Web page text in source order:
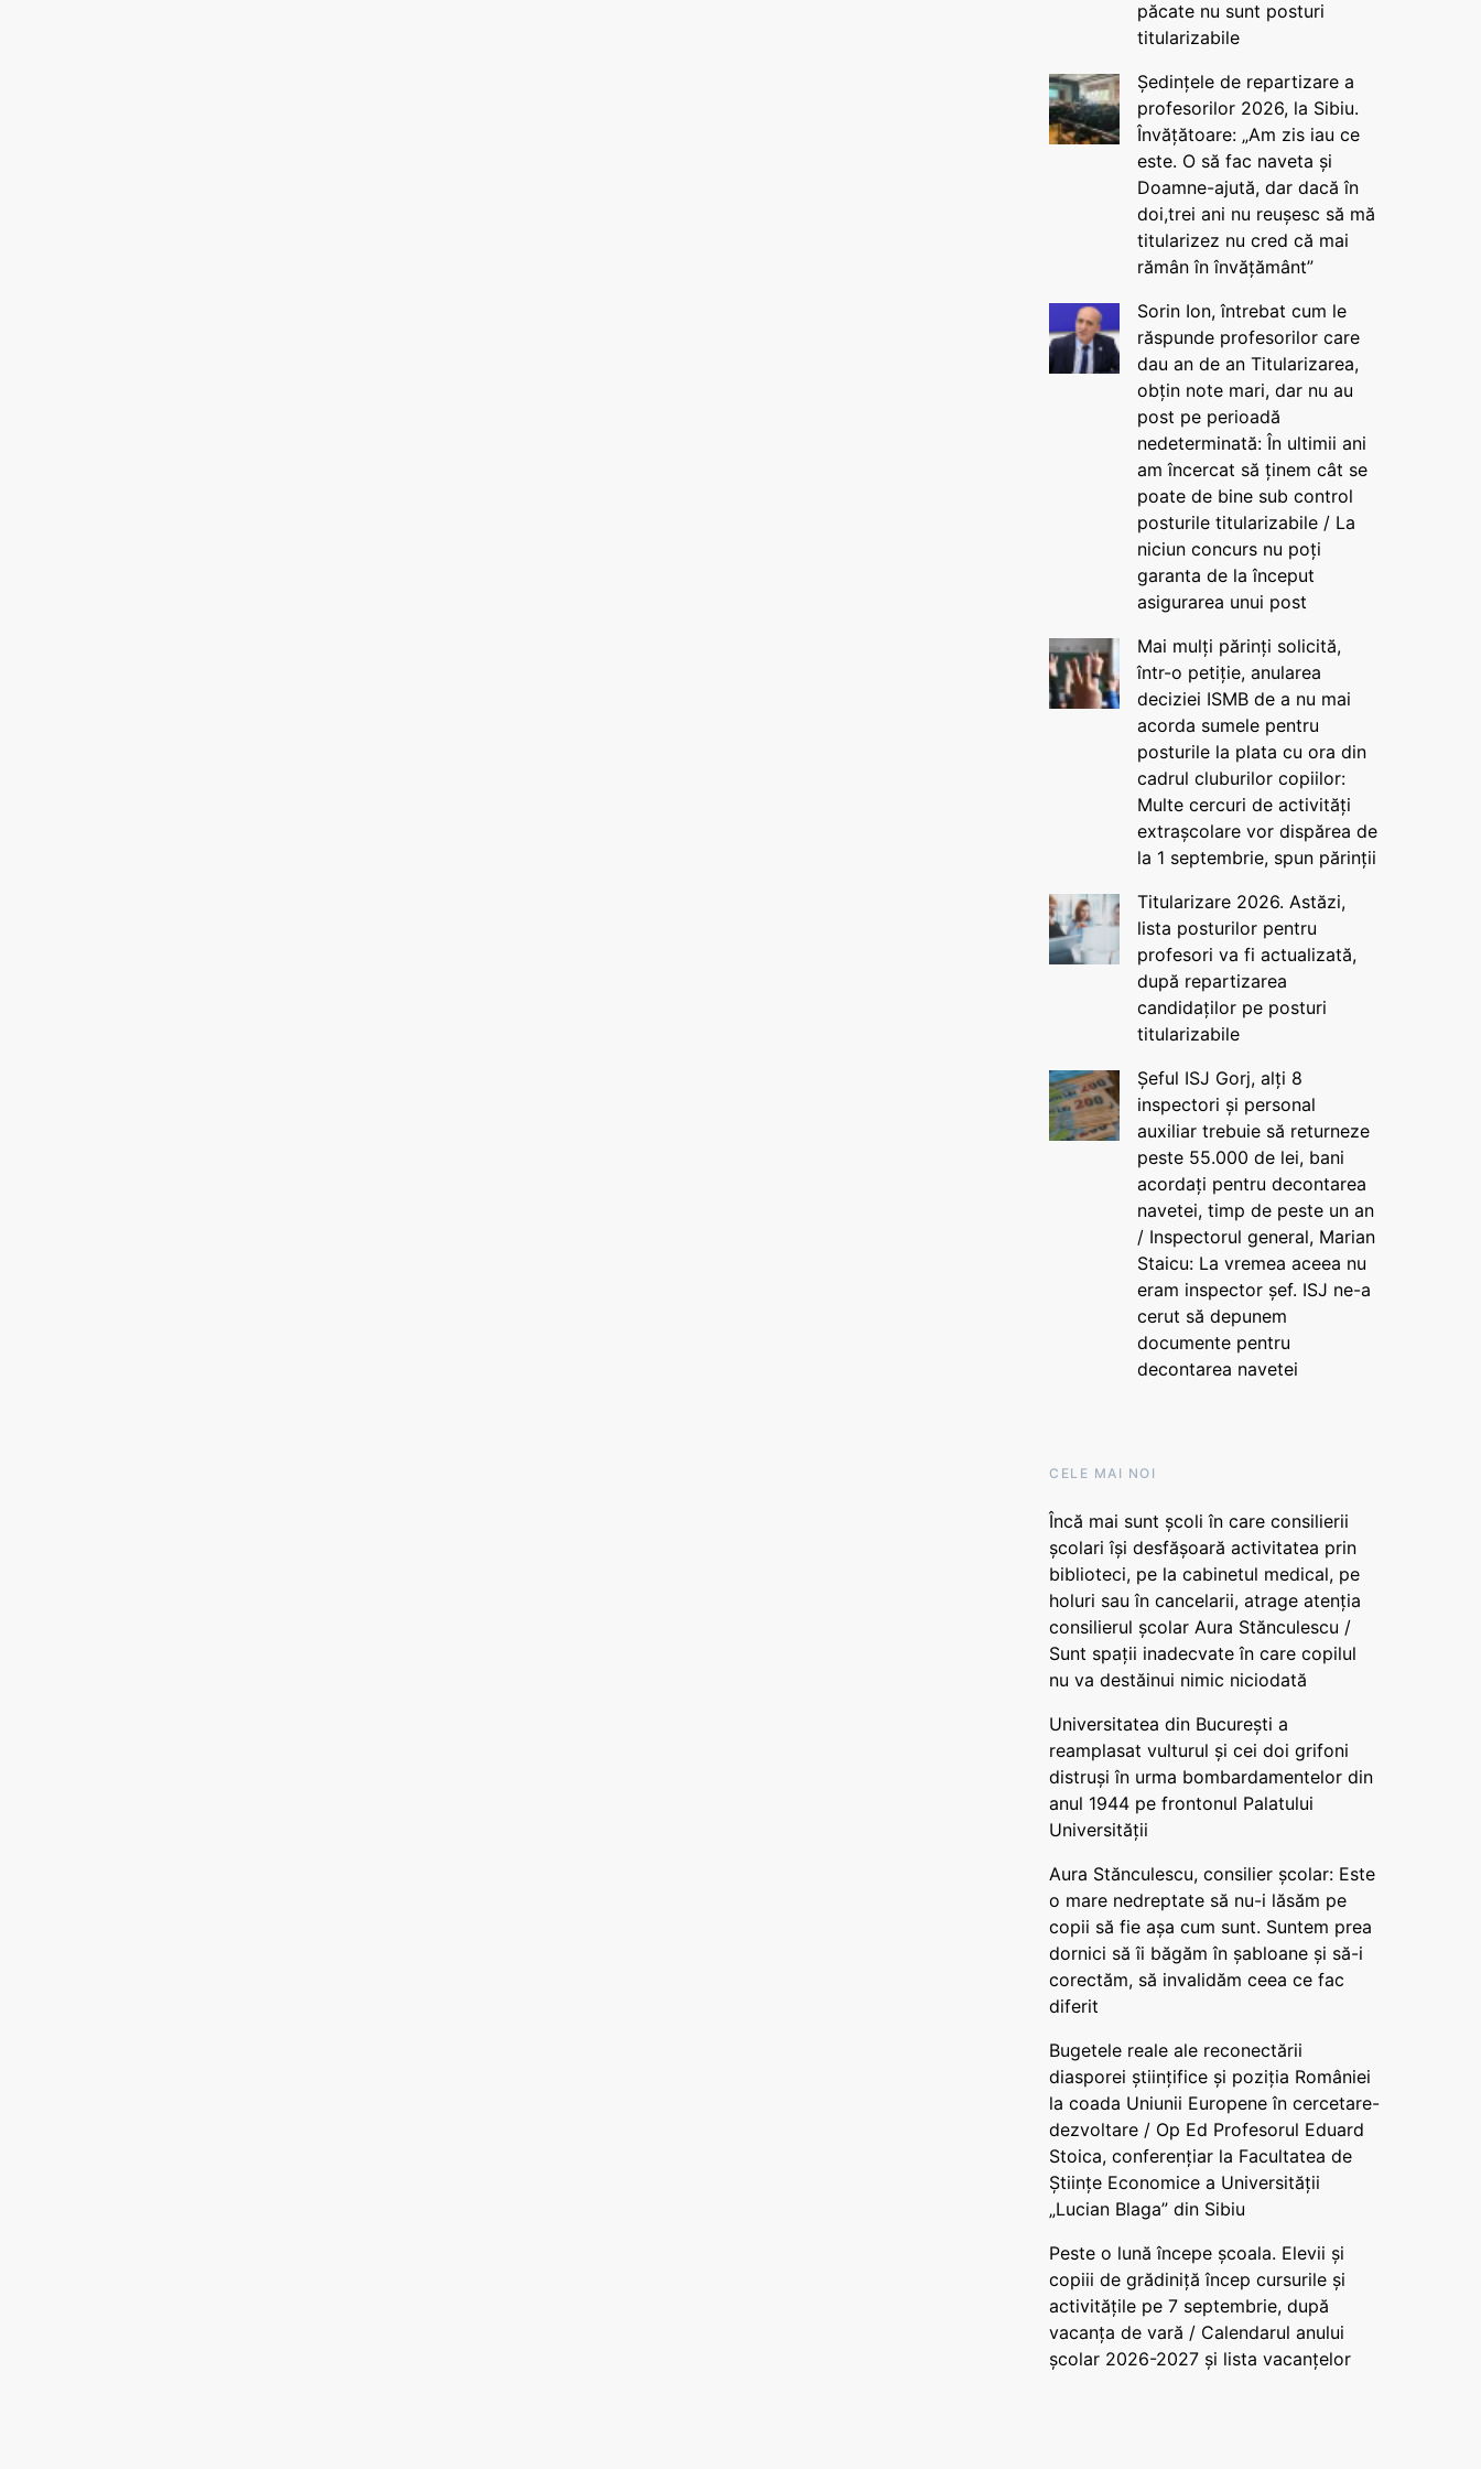
păcate nu sunt posturi
titularizabile
Ședințele de repartizare a
profesorilor 2026, la Sibiu.
Învățătoare: „Am zis iau ce
este. O să fac naveta și
Doamne-ajută, dar dacă în
doi,trei ani nu reușesc să mă
titularizez nu cred că mai
rămân în învățământ”
Sorin Ion, întrebat cum le
răspunde profesorilor care
dau an de an Titularizarea,
obțin note mari, dar nu au
post pe perioadă
nedeterminată: În ultimii ani
am încercat să ținem cât se
poate de bine sub control
posturile titularizabile / La
niciun concurs nu poți
garanta de la început
asigurarea unui post
Mai mulți părinți solicită,
într-o petiție, anularea
deciziei ISMB de a nu mai
acorda sumele pentru
posturile la plata cu ora din
cadrul cluburilor copiilor:
Multe cercuri de activități
extrașcolare vor dispărea de
la 1 septembrie, spun părinții
Titularizare 2026. Astăzi,
lista posturilor pentru
profesori va fi actualizată,
după repartizarea
candidaților pe posturi
titularizabile
Șeful ISJ Gorj, alți 8
inspectori și personal
auxiliar trebuie să returneze
peste 55.000 de lei, bani
acordați pentru decontarea
navetei, timp de peste un an
/ Inspectorul general, Marian
Staicu: La vremea aceea nu
eram inspector șef. ISJ ne-a
cerut să depunem
documente pentru
decontarea navetei
CELE MAI NOI
Încă mai sunt școli în care consilierii
școlari își desfășoară activitatea prin
biblioteci, pe la cabinetul medical, pe
holuri sau în cancelarii, atrage atenția
consilierul școlar Aura Stănculescu /
Sunt spații inadecvate în care copilul
nu va destăinui nimic niciodată
Universitatea din București a
reamplasat vulturul și cei doi grifoni
distruși în urma bombardamentelor din
anul 1944 pe frontonul Palatului
Universității
Aura Stănculescu, consilier școlar: Este
o mare nedreptate să nu-i lăsăm pe
copii să fie așa cum sunt. Suntem prea
dornici să îi băgăm în șabloane și să-i
corectăm, să invalidăm ceea ce fac
diferit
Bugetele reale ale reconectării
diasporei științifice și poziția României
la coada Uniunii Europene în cercetare-
dezvoltare / Op Ed Profesorul Eduard
Stoica, conferențiar la Facultatea de
Științe Economice a Universității
„Lucian Blaga” din Sibiu
Peste o lună începe școala. Elevii și
copiii de grădiniță încep cursurile și
activitățile pe 7 septembrie, după
vacanța de vară / Calendarul anului
școlar 2026-2027 și lista vacanțelor